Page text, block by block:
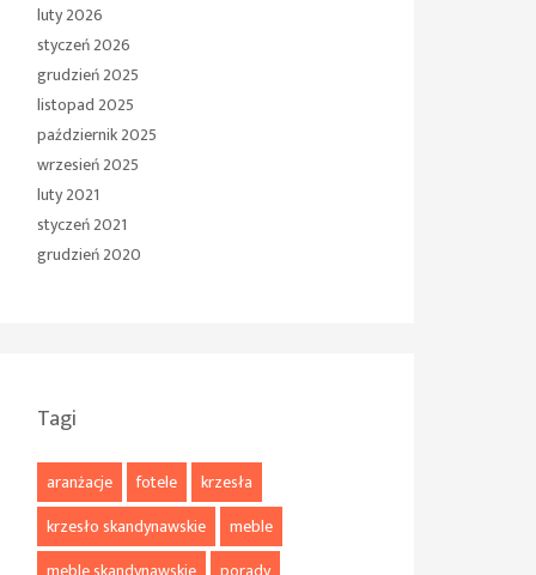
luty 2026
styczeń 2026
grudzień 2025
listopad 2025
październik 2025
wrzesień 2025
luty 2021
styczeń 2021
grudzień 2020
Tagi
aranżacje fotele
krzesła
krzesło skandynawskie
meble